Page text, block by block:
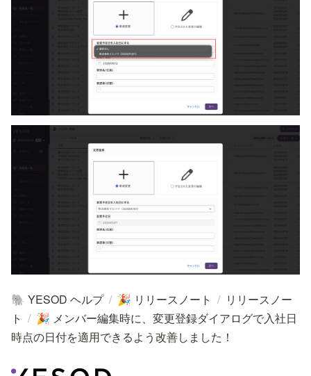
🐘 YESOD ヘルプ / 🎉 リリースノート / リリースノー
ト / 🎉 メンバー編集時に、変更登録ダイアログで入社日
時点の日付を適用できるよう改善しました！